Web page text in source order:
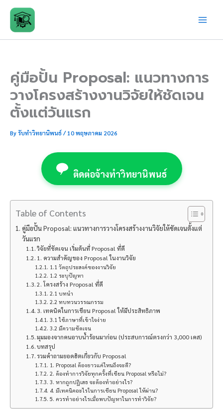
content
คู่มือปั้น Proposal: แนวทางการ
วางโครงสร้างงานวิจัยให้ชัดเจน
ตั้งแต่วันแรก
Byรับทำวิทยานิพนธ์/10 พฤษภาคม 2026
ติดต่อจ้างทำวิทยานิพนธ์
Table of Contents
คู่มือปั้น Proposal: แนวทางการวางโครงสร้างงานวิจัยให้ชัดเจนตั้งแต่
วันแรก
วิจัยที่ชัดเจน เริ่มต้นที่ Proposal ที่ดี
1. ความสำคัญของ Proposal ในงานวิจัย
1.1 วัตถุประสงค์ของงานวิจัย
1.2 ระบุปัญหา
2. โครงสร้าง Proposal ที่ดี
2.1 บทนำ
2.2 ทบทวนวรรณกรรม
3. เทคนิคในการเขียน Proposal ให้มีประสิทธิภาพ
3.1 ใช้ภาษาที่เข้าใจง่าย
3.2 มีความชัดเจน
มุมมองจากคนอาบน้ำร้อนมาก่อน (ประสบการณ์ตรงกว่า 3,000 เคส)
บทสรุป
รวมคำถามยอดฮิตเกี่ยวกับ Proposal
1. Proposal ต้องยาวแค่ไหนถึงจะดี?
2. ต้องทำการวิจัยทุกครั้งที่เขียน Proposal หรือไม่?
3. หากถูกปฏิเสธ จะต้องทำอย่างไร?
4. มีเทคนิคอะไรในการเขียน Proposal ให้ผ่าน?
5. ควรทำอย่างไรเมื่อพบปัญหาในการทำวิจัย?